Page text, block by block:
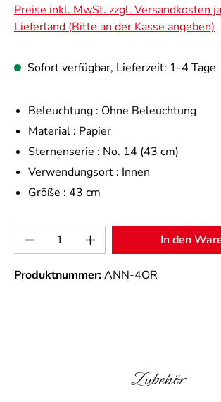
Preise inkl. MwSt. zzgl. Versandkosten
Lieferland (Bitte an der Kasse angeben)
Sofort verfügbar, Lieferzeit: 1-4 Tage
Beleuchtung : Ohne Beleuchtung
Material : Papier
Sternenserie : No. 14 (43 cm)
Verwendungsort : Innen
Größe : 43 cm
Produkt Anzahl: Gib den
In den
Produktnummer:ANN-4OR
Produktgalerie überspringen
Zubehör